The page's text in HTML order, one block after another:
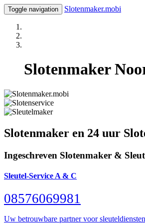
Toggle navigation Slotenmaker.mobi
Slotenmaker
Slotenmaker en 24 uur
Ingeschreven Slotenmaker &
Sleutel-Service A & C
08576069981
Uw betrouwbare partner voor